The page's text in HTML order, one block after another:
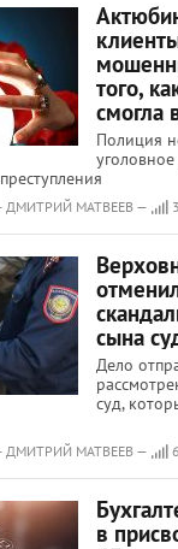
того,
смогла
Полиция
ДМИТРИЙ МАТВЕЕВ —
сына
Дело
суд,
ДМИТРИЙ МАТВЕЕВ —
в